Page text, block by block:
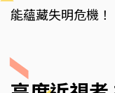
能蘊藏失明危機！